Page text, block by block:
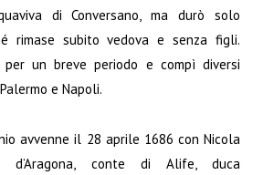
di Conversano, ma durò solo
rimase subito vedova e senza figli.
per un breve periodo e compì diversi
e Napoli.
avvenne il 28 aprile 1686 con Nicola
d’Aragona, conte di Alife, duca